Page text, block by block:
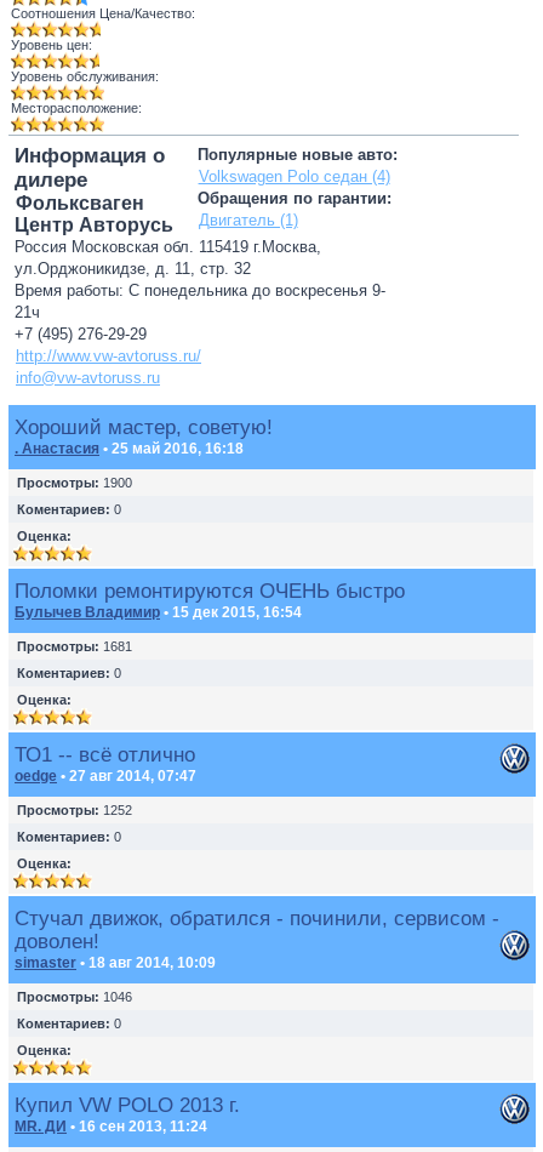
Соотношения Цена/Качество:
Уровень цен:
Уровень обслуживания:
Месторасположение:
Популярные новые авто:
Volkswagen Polo седан (4)
Обращения по гарантии:
Двигатель (1)
Информация о
дилере
Фольксваген
Центр Авторусь
Россия Московская обл. 115419 г.Москва,
ул.Орджоникидзе, д. 11, стр. 32
Время работы: С понедельника до воскресенья 9-
21ч
+7 (495) 276-29-29
http://www.vw-avtoruss.ru/
info@vw-avtoruss.ru
Хороший мастер, советую!
. Анастасия • 25 май 2016, 16:18
Просмотры: 1900
Коментариев: 0
Оценка:
Поломки ремонтируются ОЧЕНЬ быстро
Булычев Владимир • 15 дек 2015, 16:54
Просмотры: 1681
Коментариев: 0
Оценка:
ТО1 -- всё отлично
oedge • 27 авг 2014, 07:47
Просмотры: 1252
Коментариев: 0
Оценка:
Стучал движок, обратился - починили, сервисом -
доволен!
simaster • 18 авг 2014, 10:09
Просмотры: 1046
Коментариев: 0
Оценка:
Купил VW POLO 2013 г.
MR. ДИ • 16 сен 2013, 11:24